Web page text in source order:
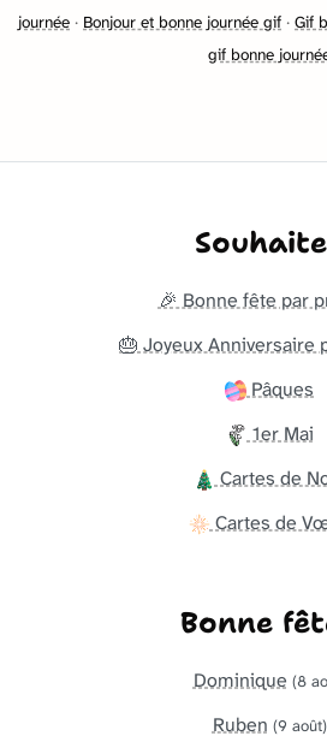
journée · Bonjour et bonne journée gif · Gif
gif bonne
🎉 Bonne fête par
🎂 Joyeux Anniversaire
Pâques
1er Mai
Cartes de
Cartes de
Bonne
Dominique (8
Ruben (9 août)